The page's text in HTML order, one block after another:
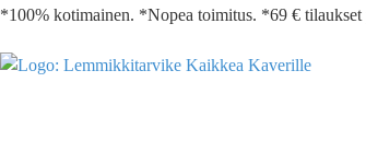
*100% kotimainen. *Nopea toimitus. *69 € tilaukset